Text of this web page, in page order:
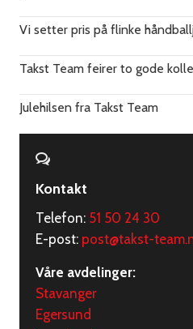
Vi setter pris på flinke
Takst Team feirer to gode
Julehilsen fra Takst Team
Kontakt
Telefon: 51 50 24 30
E-post: post@takst-
Våre avdelinger:
Stavanger
Egersund